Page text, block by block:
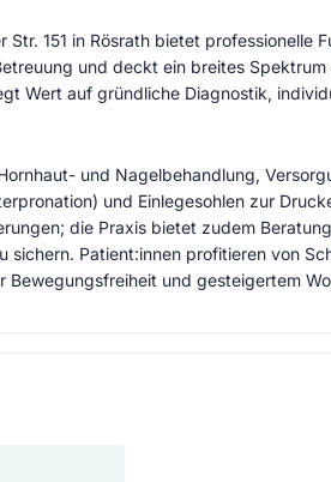
151 in Rösrath bietet professionelle
und deckt ein breites
Wert auf gründliche Diagnostik,
und Nagelbehandlung,
und Einlegesohlen zur
die Praxis bietet zudem
Patient:innen profitieren von
und gesteigertem